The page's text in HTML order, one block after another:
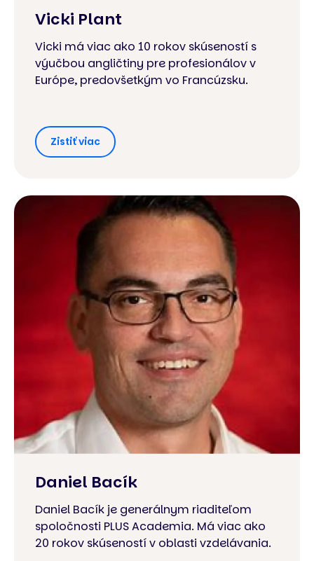
Vicki Plant
Vicki má viac ako 10 rokov skúseností s
výučbou angličtiny pre profesionálov v
Európe, predovšetkým vo Francúzsku.
Zistiť viac
Daniel Bacík
Daniel Bacík je generálnym riaditeľom
spoločnosti PLUS Academia. Má viac ako
20 rokov skúseností v oblasti vzdelávania.